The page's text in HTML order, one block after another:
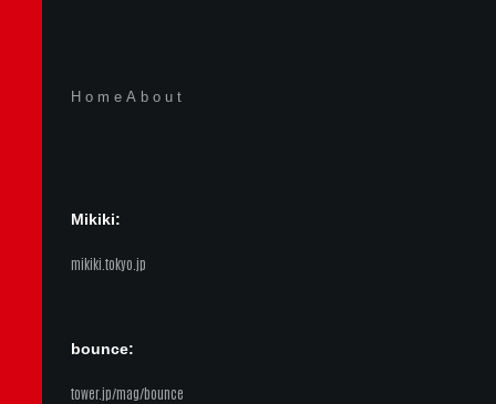
Home About
Mikiki:
mikiki.tokyo.jp
bounce:
tower.jp/mag/bounce